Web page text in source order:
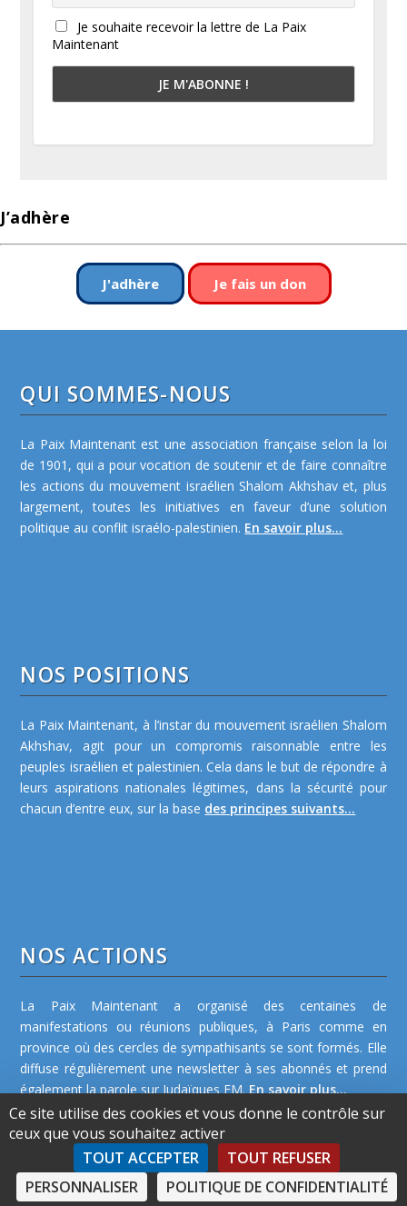
Je souhaite recevoir la lettre de La Paix
Maintenant
J’adhère
J'adhère Je fais un don
QUI SOMMES-NOUS
La Paix Maintenant est une association française selon la loi
de 1901, qui a pour vocation de soutenir et de faire connaître
les actions du mouvement israélien Shalom Akhshav et, plus
largement, toutes les initiatives en faveur d’une solution
politique au conflit israélo-palestinien. En savoir plus...
NOS POSITIONS
La Paix Maintenant, à l’instar du mouvement israélien Shalom
Akhshav, agit pour un compromis raisonnable entre les
peuples israélien et palestinien. Cela dans le but de répondre à
leurs aspirations nationales légitimes, dans la sécurité pour
chacun d’entre eux, sur la base des principes suivants...
NOS ACTIONS
La Paix Maintenant a organisé des centaines de
manifestations ou réunions publiques, à Paris comme en
province où des cercles de sympathisants se sont formés. Elle
diffuse régulièrement une newsletter à ses abonnés et prend
également la parole sur Judaïques FM.En savoir plus...
©2026 La Paix Maintenant -Plan de site
Ce site utilise des cookies et vous donne le contrôle sur
ceux que vous souhaitez activer
TOUT ACCEPTER
TOUT REFUSER
PERSONNALISER
POLITIQUE DE CONFIDENTIALITÉ